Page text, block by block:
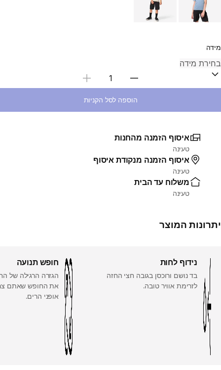
מידה
בחירת כמות
הוספה לסל הקניות
איסוף הזמנה מהחנות
טעינה
איסוף הזמנה מנקודת איסוף
טעינה
משלוח עד הבית
טעינה
יתרונות המוצר
נידוף לחות
בד נושם ורוכסן בגובה חצי החזה
לזרימת אוויר טובה.
חופש תנועה
הגזרה הרגילה של
את החופש שאתם
אופני הרים.